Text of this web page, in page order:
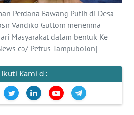
Perdana Bawang Putih di Desa
Vandiko Gultom menerima
Masyarakat dalam bentuk Ke
co/ Petrus Tampubolon]
Ikuti Kami di: